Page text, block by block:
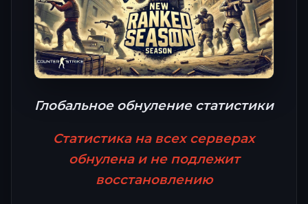
Глобальное обнуление статистики
Статистика на всех серверах
обнулена и не подлежит
восстановлению